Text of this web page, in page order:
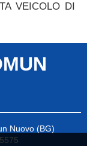
VEICOLO DI
Nuovo (BG)